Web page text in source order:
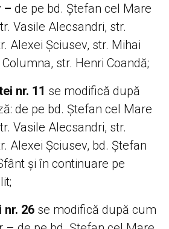
– de pe bd. Ștefan cel Mare
Vasile Alecsandri, str.
Alexei Șciusev, str. Mihai
str. Henri Coandă;
nr. 11 se modifică după
de pe bd. Ștefan cel Mare
Vasile Alecsandri, str.
Alexei Șciusev, bd. Ștefan
și în continuare pe
26 se modifică după cum